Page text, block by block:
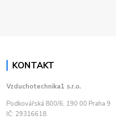
KONTAKT
Vzduchotechnika1 s.r.o.
Podkovářská 800/6, 190 00 Praha 9
IČ: 29316618